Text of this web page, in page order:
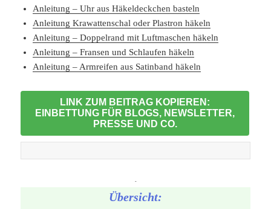
Anleitung – Uhr aus Häkeldeckchen basteln
Anleitung Krawattenschal oder Plastron häkeln
Anleitung – Doppelrand mit Luftmaschen häkeln
Anleitung – Fransen und Schlaufen häkeln
Anleitung – Armreifen aus Satinband häkeln
LINK ZUM BEITRAG KOPIEREN:
EINBETTUNG FÜR BLOGS, NEWSLETTER,
PRESSE UND CO.
-
Übersicht: